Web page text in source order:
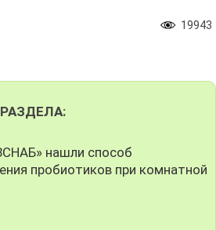
19943
нашли способ
пробиотиков при комнатной